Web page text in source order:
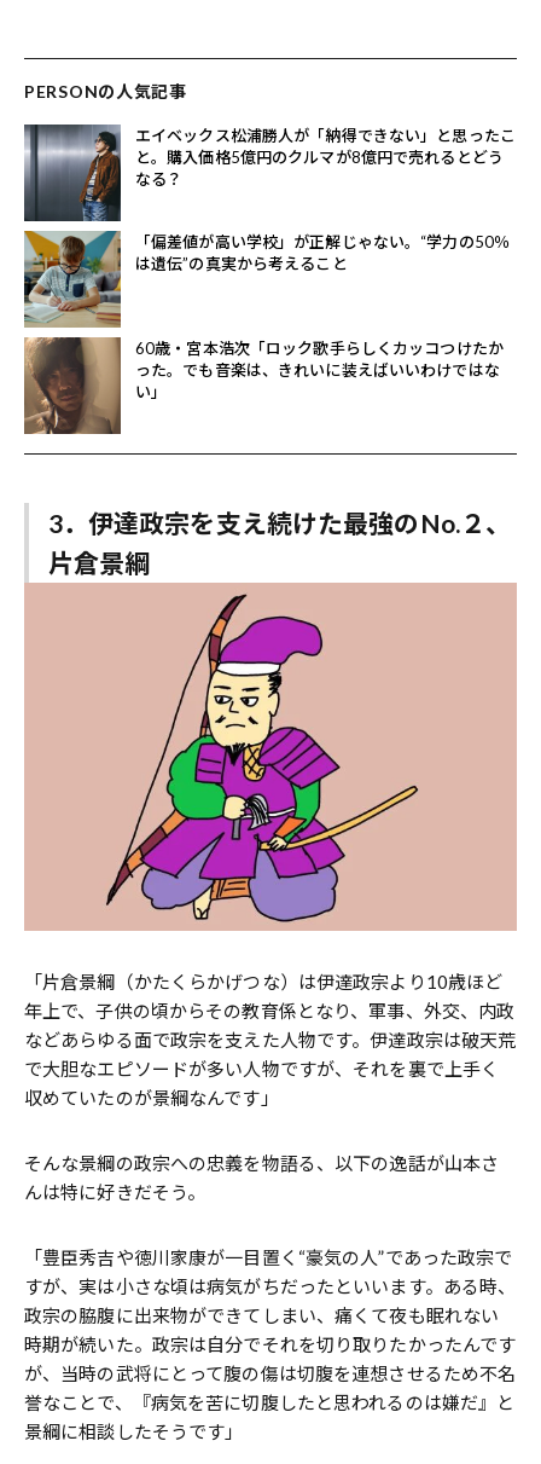
PERSONの人気記事
エイベックス松浦勝人が「納得できない」と思ったこ
と。購入価格5億円のクルマが8億円で売れるとどう
なる？
「偏差値が高い学校」が正解じゃない。“学力の50％
は遺伝”の真実から考えること
60歳・宮本浩次「ロック歌手らしくカッコつけたか
った。でも音楽は、きれいに装えばいいわけではな
い」
3．伊達政宗を支え続けた最強のNo.２、
片倉景綱
「片倉景綱（かたくらかげつな）は伊達政宗より10歳ほど
年上で、子供の頃からその教育係となり、軍事、外交、内政
などあらゆる面で政宗を支えた人物です。伊達政宗は破天荒
で大胆なエピソードが多い人物ですが、それを裏で上手く
収めていたのが景綱なんです」
そんな景綱の政宗への忠義を物語る、以下の逸話が山本さ
んは特に好きだそう。
「豊臣秀吉や徳川家康が一目置く“豪気の人”であった政宗で
すが、実は小さな頃は病気がちだったといいます。ある時、
政宗の脇腹に出来物ができてしまい、痛くて夜も眠れない
時期が続いた。政宗は自分でそれを切り取りたかったんです
が、当時の武将にとって腹の傷は切腹を連想させるため不名
誉なことで、『病気を苦に切腹したと思われるのは嫌だ』と
景綱に相談したそうです」